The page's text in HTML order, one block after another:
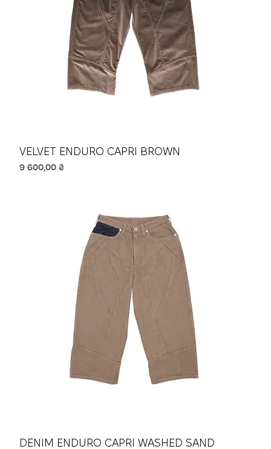
VELVET ENDURO CAPRI BROWN
Ціна
9 600,00 ₴
DENIM ENDURO CAPRI WASHED SAND